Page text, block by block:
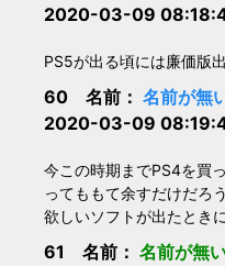
2020-03-09
PS5が出る頃には廉価版
60 名前： 名前が無
2020-03-09
今この時期までPS4を買
ってももて余すだけだろう
欲しいソフトが出たとき
61 名前： 名前が無